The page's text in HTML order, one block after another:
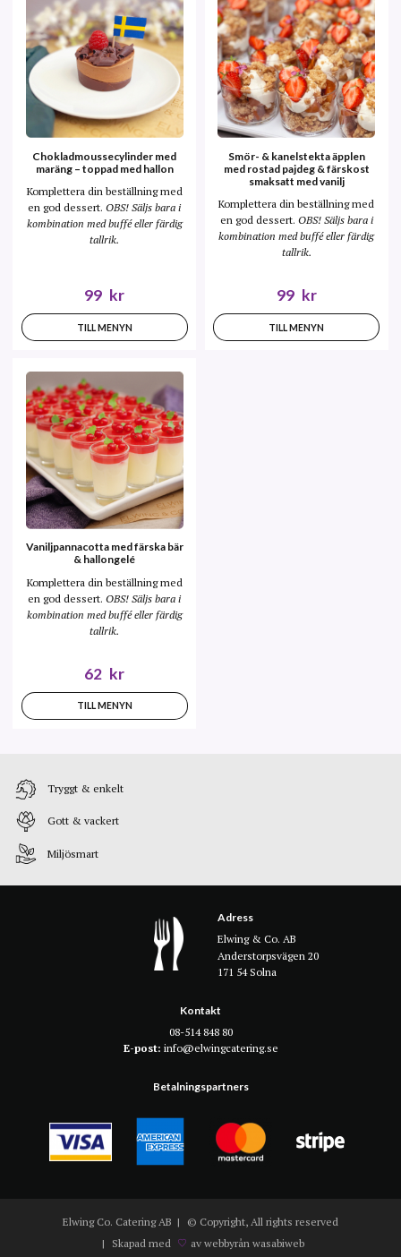
Chokladmoussecylinder med
maräng – toppad med hallon
Komplettera din beställning med
en god dessert.OBS! Säljs bara i
kombination med buffé eller färdig
tallrik.
99 kr
TILL MENYN
Smör- & kanelstekta äpplen
med rostad pajdeg & färskost
smaksatt med vanilj
Komplettera din beställning med
en god dessert. OBS! Säljs bara i
kombination med buffé eller färdig
tallrik.
99 kr
TILL MENYN
Vaniljpannacotta med färska bär
& hallongelé
Komplettera din beställning med
en god dessert.OBS! Säljs bara i
kombination med buffé eller färdig
tallrik.
62 kr
TILL MENYN
Tryggt & enkelt
Gott & vackert
Miljösmart
Adress
Elwing & Co. AB
Anderstorpsvägen 20
171 54 Solna
Kontakt
08-514 848 80
E-post: info@elwingcatering.se
Betalningspartners
Elwing Co. Catering AB
© Copyright, All rights reserved
Skapad med
av webbyrån wasabiweb